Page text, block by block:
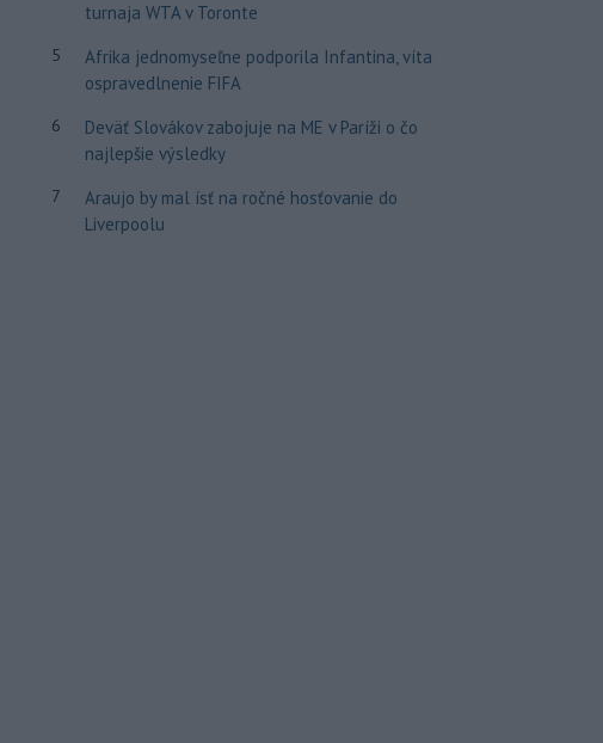
turnaja WTA v Toronte
5
Afrika jednomyseľne podporila Infantina, víta
ospravedlnenie FIFA
6
Deväť Slovákov zabojuje na ME v Paríži o čo
najlepšie výsledky
7
Araujo by mal ísť na ročné hosťovanie do
Liverpoolu